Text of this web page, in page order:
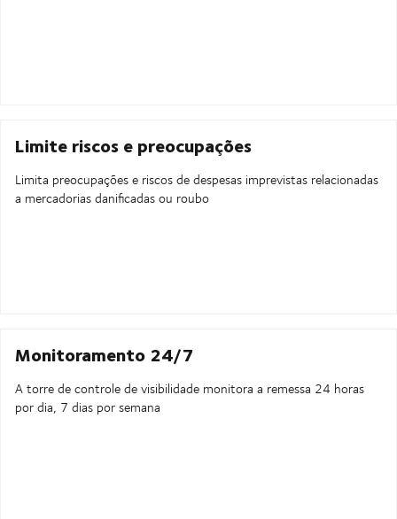
Limite riscos e preocupações
Limita preocupações e riscos de despesas imprevistas relacionadas
a mercadorias danificadas ou roubo
Monitoramento 24/7
A torre de controle de visibilidade monitora a remessa 24 horas
por dia, 7 dias por semana